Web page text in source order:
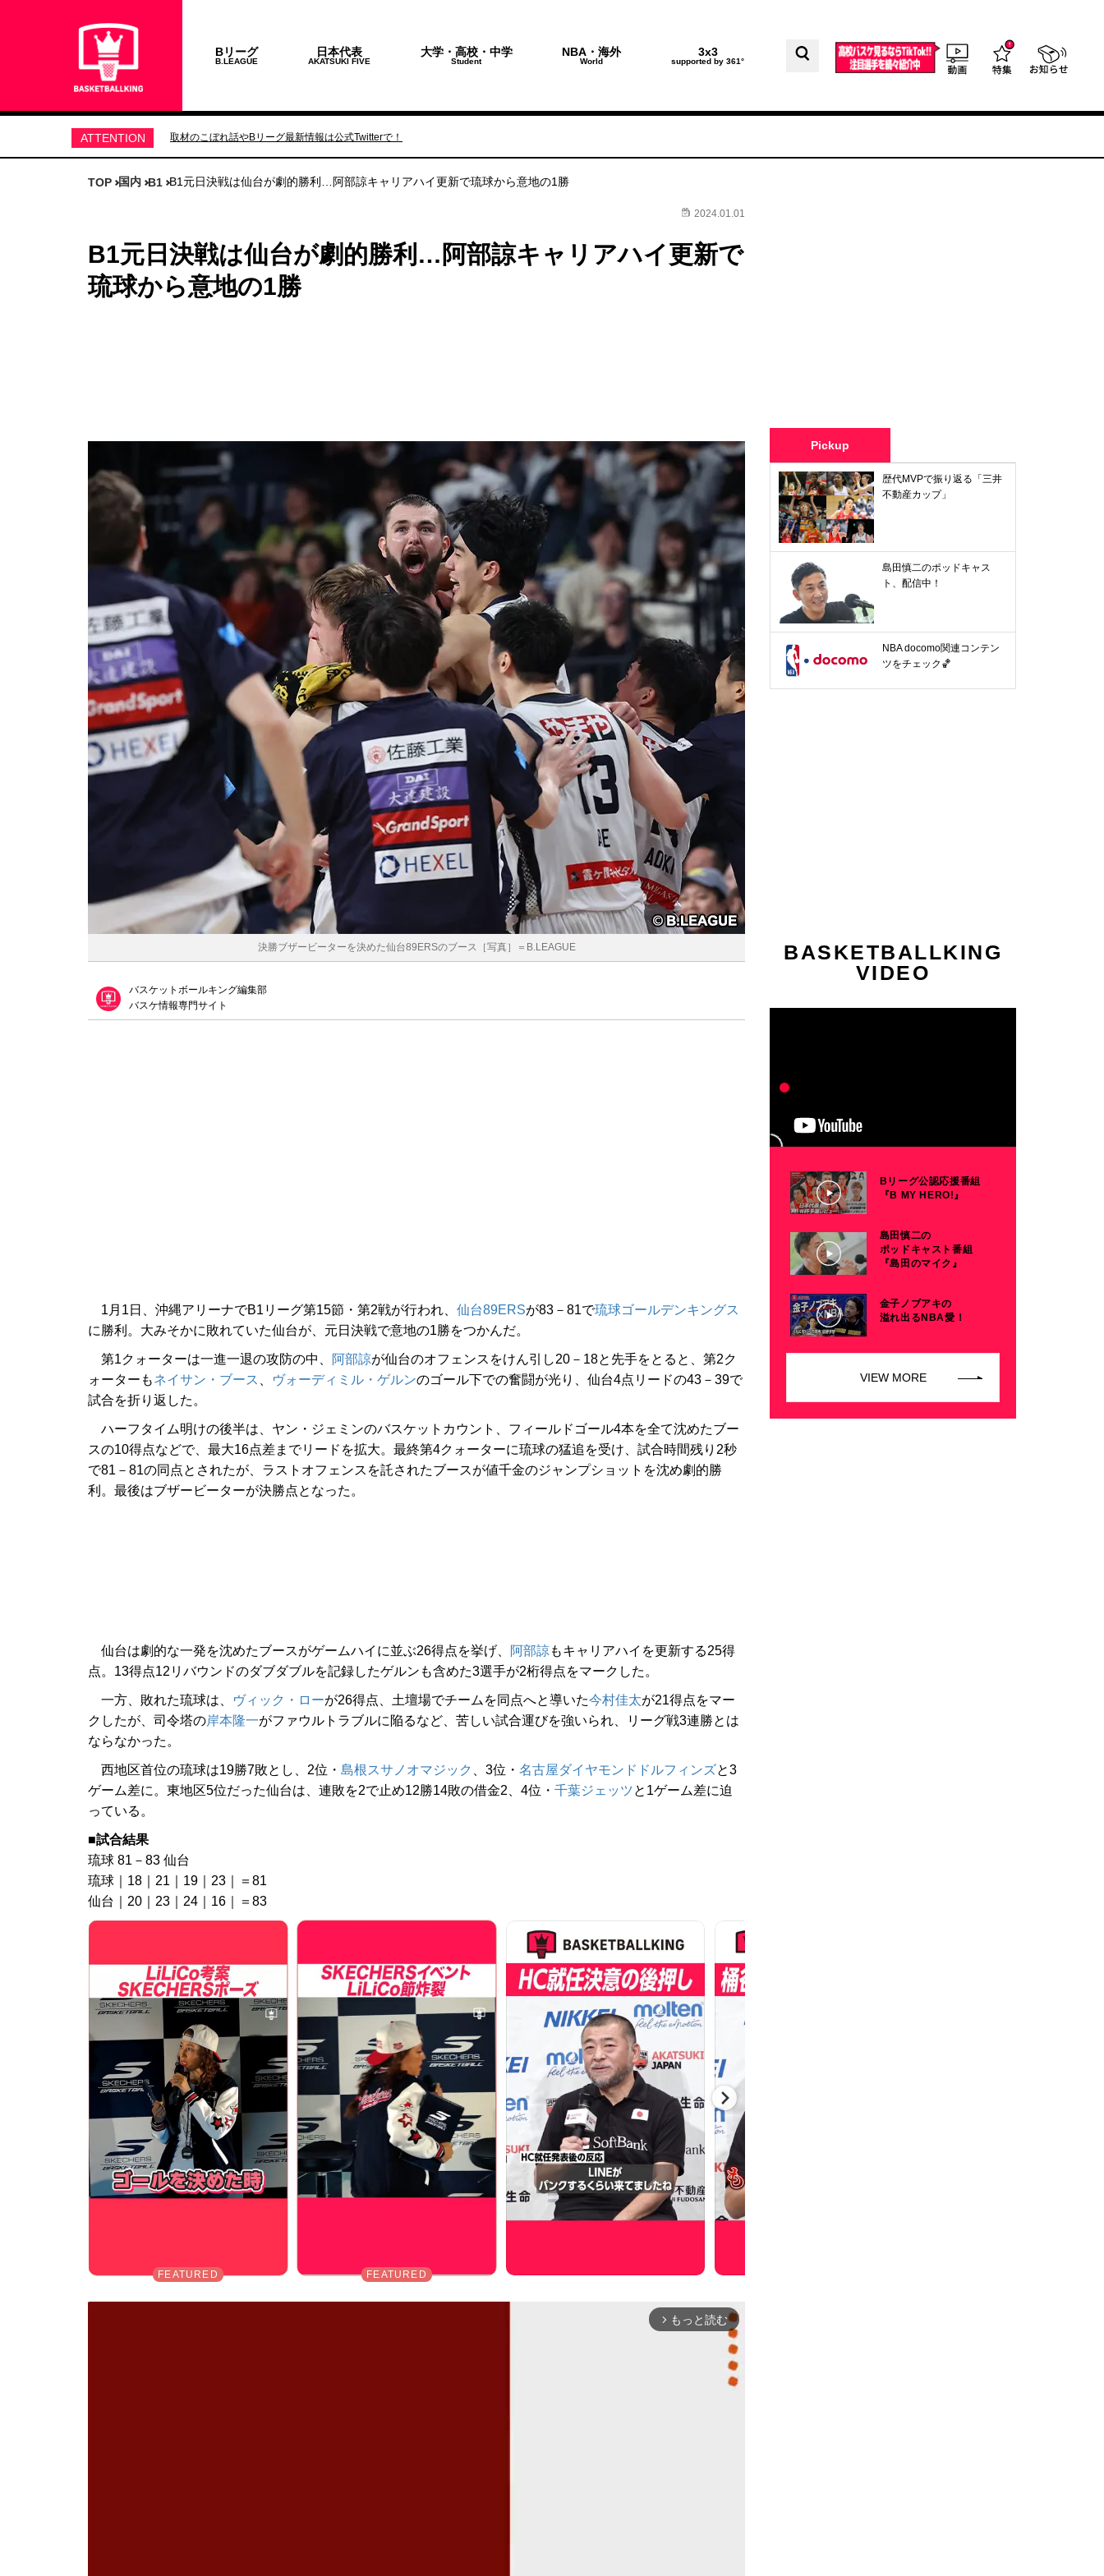
Bリーグ
B.LEAGUE
日本代表
AKATSUKI FIVE
大学・高校・中学
Student
NBA・海外
World
3x3
supported by 361°
ATTENTION 取材のこぼれ話やBリーグ最新情報は公式Twitterで！
TOP 国内 B1 B1元日決戦は仙台が劇的勝利…阿部諒キャリアハイ更新で琉球から意地の1勝
2024.01.01
B1元日決戦は仙台が劇的勝利…阿部諒キャリアハイ更新で
琉球から意地の1勝
決勝ブザービーターを決めた仙台89ERSのブース［写真］＝B.LEAGUE
バスケットボールキング編集部
バスケ情報専門サイト
1月1日、沖縄アリーナでB1リーグ第15節・第2戦が行われ、 仙台89ERSが83－81で琉球ゴールデンキングス
に勝利。大みそかに敗れていた仙台が、元日決戦で意地の1勝をつかんだ。
第1クォーターは一進一退の攻防の中、 阿部諒が仙台のオフェンスをけん引し20－18と先手をとると、第2ク
ォーターもネイサン・ブース ヴォーディミル・ゲルンのゴール下での奮闘が光り、仙台4点リードの43－39で
試合を折り返した。
ハーフタイム明けの後半は、ヤン・ジェミンのバスケットカウント、フィールドゴール4本を全て沈めたブー
スの10得点などで、最大16点差までリードを拡大。最終第4クォーターに琉球の猛追を受け、試合時間残り2秒
で81－81の同点とされたが、ラストオフェンスを託されたブースが値千金のジャンプショットを沈め劇的勝
利。最後はブザービーターが決勝点となった。
仙台は劇的な一発を沈めたブースがゲームハイに並ぶ26得点を挙げ、 阿部諒もキャリアハイを更新する25得
点。13得点12リバウンドのダブダブルを記録したゲルンも含めた3選手が2桁得点をマークした。
一方、敗れた琉球は、 ヴィック・ローが26得点、土壇場でチームを同点へと導いた今村佳太が21得点をマー
クしたが、司令塔の岸本隆一がファウルトラブルに陥るなど、苦しい試合運びを強いられ、リーグ戦3連勝とは
ならなかった。
西地区首位の琉球は19勝7敗とし、2位・ 島根スサノオマジック 、3位・ 名古屋ダイヤモンドドルフィンズと3
ゲーム差に。東地区5位だった仙台は、連敗を2で止め12勝14敗の借金2、4位・ 千葉ジェッツと1ゲーム差に迫
っている。
■試合結果
琉球 81－83 仙台
琉球｜18｜21｜19｜23｜＝81
仙台｜20｜23｜24｜16｜＝83
arrow_forward_ios もっと読む
Pickup
歴代MVPで振り返る「三井
不動産カップ」
島田慎二のポッドキャス
ト、配信中！
NBA docomo関連コンテン
ツをチェック🏀
BASKETBALLKING
VIDEO
Bリーグ公認応援番組
『B MY HERO!』
島田慎二の
ポッドキャスト番組
『島田のマイク』
金子ノブアキの
溢れ出るNBA愛！
VIEW MORE